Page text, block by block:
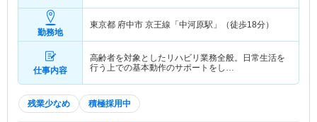
勤務地
東京都 府中市 京王線「中河原駅」（徒歩18分）
仕事内容
高齢者を対象としたリハビリ業務全般。日常生活を
行う上での基本動作のサポートをし…
残業少なめ 積極採用中